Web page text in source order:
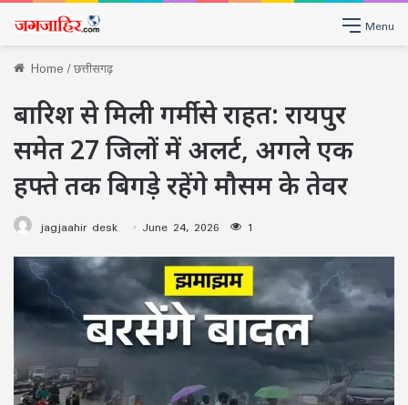
Menu
Home/छत्तीसगढ़
बारिश से मिली गर्मी से राहत: रायपुर
समेत 27 जिलों में अलर्ट, अगले एक
हफ्ते तक बिगड़े रहेंगे मौसम के तेवर
jagjaahir desk June 24, 2026 1